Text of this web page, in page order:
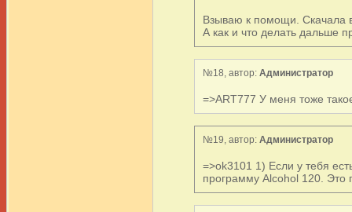
Взываю к помощи. Скачала
А как и что делать дальше
№18, автор: Администратор
=>ART777 У меня тоже
№19, автор: Администратор
=>ok3101 1) Если у тебя
программу Alcohol 120. Это